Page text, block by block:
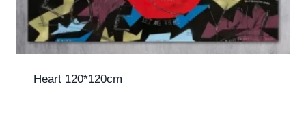
Heart 120*120cm